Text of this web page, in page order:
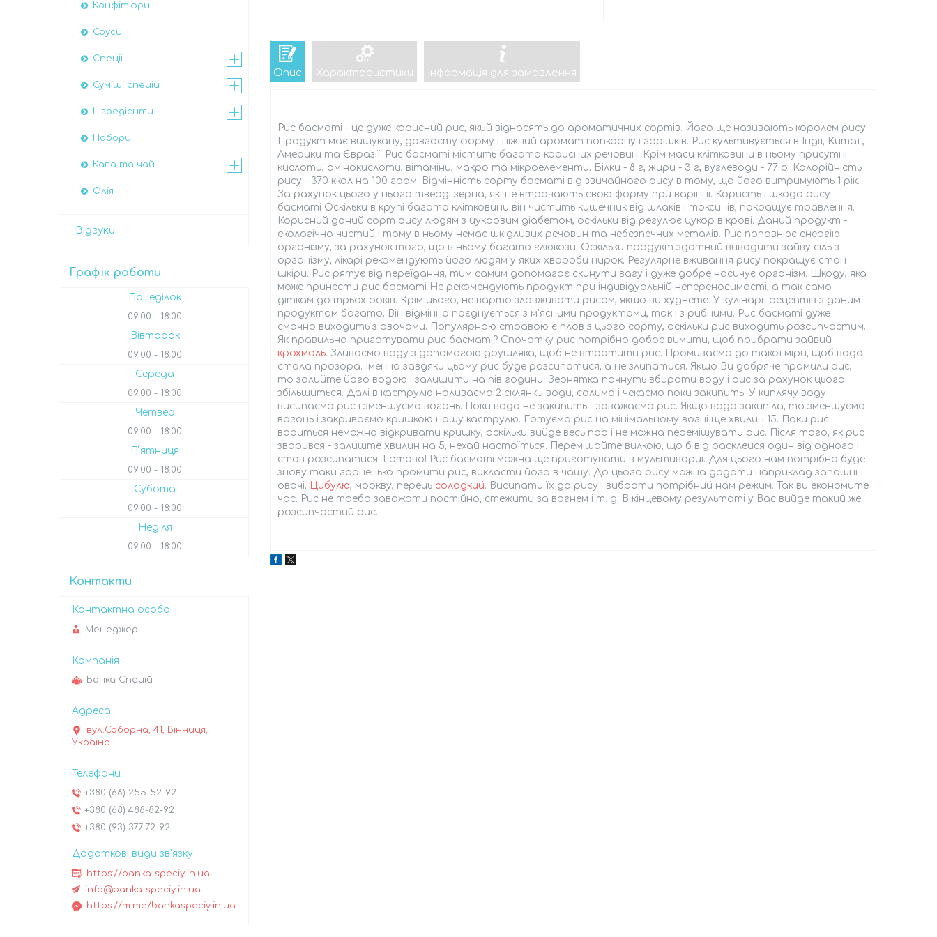
Опис Характеристики Інформація для замовлення
Рис басматі - це дуже корисний рис, який відносять до ароматичних сортів. Його ще називають королем рису.
Продукт має вишукану, довгасту форму і ніжний аромат попкорну і горішків. Рис культивується в Індії, Китаї ,
Америки та Євразії. Рис басматі містить багато корисних речовин. Крім маси клітковини в ньому присутні
кислоти, амінокислоти, вітаміни, макро та мікроелементи. Білки - 8 г, жири - 3 г, вуглеводи - 77 р. Калорійність
рису - 370 ккал на 100 грам. Відмінність сорту басматі від звичайного рису в тому, що його витримують 1 рік.
За рахунок цього у нього тверді зерна, які не втрачають свою форму при варінні. Користь і шкода рису
басматі Оскільки в крупі багато клітковини він чистить кишечник від шлаків і токсинів, покращує травлення.
Корисний даний сорт рису людям з цукровим діабетом, оскільки від регулює цукор в крові. Даний продукт -
екологічно чистий і тому в ньому немає шкідливих речовин та небезпечних металів. Рис поповнює енергію
організму, за рахунок того, що в ньому багато глюкози. Оскільки продукт здатний виводити зайву сіль з
організму, лікарі рекомендують його людям у яких хвороби нирок. Регулярне вживання рису покращує стан
шкіри. Рис рятує від переїдання, тим самим допомагає скинути вагу і дуже добре насичує організм. Шкоду, яка
може принести рис басматі Не рекомендують продукт при індивідуальній непереносимості, а так само
діткам до трьох років. Крім цього, не варто зловживати рисом, якщо ви худнете. У кулінарії рецептів з даним
продуктом багато. Він відмінно поєднується з м'ясними продуктами, так і з рибними. Рис басматі дуже
смачно виходить з овочами. Популярною стравою є плов з цього сорту, оскільки рис виходить розсипчастим.
Як правильно приготувати рис басматі? Спочатку рис потрібно добре вимити, щоб прибрати зайвий
крохмаль. Зливаємо воду з допомогою друшляка, щоб не втратити рис. Промиваємо до такої міри, щоб вода
стала прозора. Іменна завдяки цьому рис буде розсипатися, а не злипатися. Якщо Ви добряче промили рис,
то залийте його водою і залишити на пів години. Зернятка почнуть вбирати воду і рис за рахунок цього
збільшиться. Далі в каструлю наливаємо 2 склянки води, солимо і чекаємо поки закипить. У киплячу воду
висипаємо рис і зменшуємо вогонь. Поки вода не закипить - заважаємо рис. Якщо вода закипіла, то зменшуємо
вогонь і закриваємо кришкою нашу каструлю. Готуємо рис на мінімальному вогні ще хвилин 15. Поки рис
вариться неможна відкривати кришку, оскільки вийде весь пар і не можна перемішувати рис. Після того, як рис
зварився - залиште хвилин на 5, нехай настоїться. Перемішайте вилкою, що б від расклеися один від одного і
став розсипатися. Готово! Рис басматі можна ще приготувати в мультиварці. Для цього нам потрібно буде
знову таки гарненько промити рис, викласти його в чашу. До цього рису можна додати наприклад запашні
овочі. Цибулю, моркву, перець солодкий. Висипати їх до рису і вибрати потрібний нам режим. Так ви економите
час. Рис не треба заважати постійно, стежити за вогнем і т. д. В кінцевому результаті у Вас вийде такий же
розсипчастий рис.
Конфітюри
Соуси
Спеції
Суміші спецій
Інгредієнти
Набори
Кава та чай
Олія
Відгуки
Графік роботи
Понеділок
09:00 18:00
Вівторок
09:00 18:00
Середа
09:00 18:00
Четвер
09:00 18:00
Пʼятниця
09:00 18:00
Субота
09:00 18:00
Неділя
09:00 18:00
Контакти
Менеджер
Банка Спецій
вул.Соборна, 41, Вінниця,
Україна
+380 (66) 255-52-92
+380 (68) 488-82-92
+380 (93) 377-72-92
https://banka-speciy.in.ua
info@banka-speciy.in.ua
https://m.me/bankaspeciy.in.ua